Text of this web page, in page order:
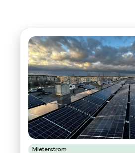
Mieterstrom